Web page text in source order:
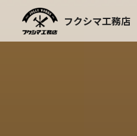
content
フクシマ工務店